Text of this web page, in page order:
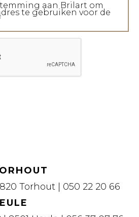
aan Brilart om
te gebruiken voor de
Torhout | 050 22 20 66